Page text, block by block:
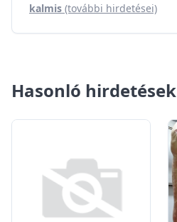
kalmis (további hirdetései)
Hasonló hirdetések
0